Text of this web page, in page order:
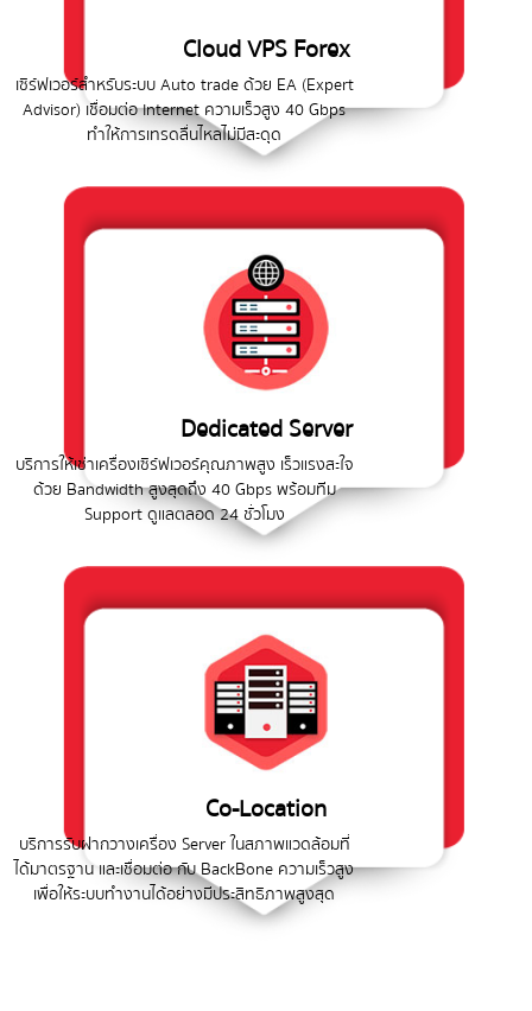
Cloud VPS Forex
เซิร์ฟเวอร์สำหรับระบบ Auto trade ด้วย EA (Expert
Advisor) เชื่อมต่อ Internet ความเร็วสูง 40 Gbps
ทำให้การเทรดลื่นไหลไม่มีสะดุด
Dedicated Server
บริการให้เช่าเครื่องเซิร์ฟเวอร์คุณภาพสูง เร็วแรงสะใจ
ด้วย Bandwidth สูงสุดถึง 40 Gbps พร้อมทีม
Support ดูแลตลอด 24 ชั่วโมง
Co-Location
บริการรับฝากวางเครื่อง Server ในสภาพแวดล้อมที่
ได้มาตรฐาน และเชื่อมต่อ กับ BackBone ความเร็วสูง
เพื่อให้ระบบทำงานได้อย่างมีประสิทธิภาพสูงสุด